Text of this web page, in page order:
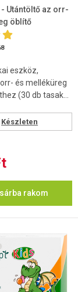
Utántöltő az orr-
öblítő
eszköz,
és melléküreg
(30 db tasak...
Készleten
rakom